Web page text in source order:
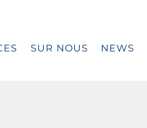
SUR NOUS NEWS